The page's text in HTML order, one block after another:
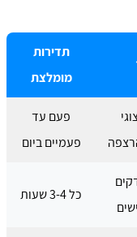
תדירות
מומלצת
פעם עד
פעמיים ביום
כל 3-4 שעות